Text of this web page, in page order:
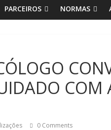
PARCEIROS NORMAS
0 Comments